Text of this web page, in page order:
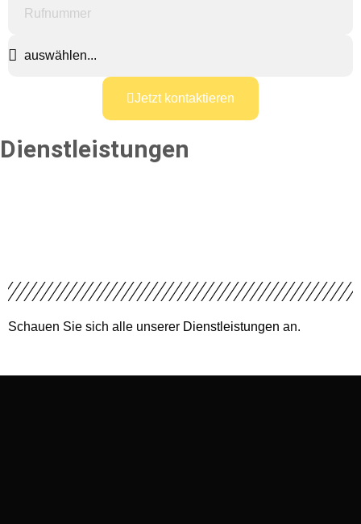
Jetzt kontaktieren
Dienstleistungen
Schauen Sie sich alle unserer Dienstleistungen an.